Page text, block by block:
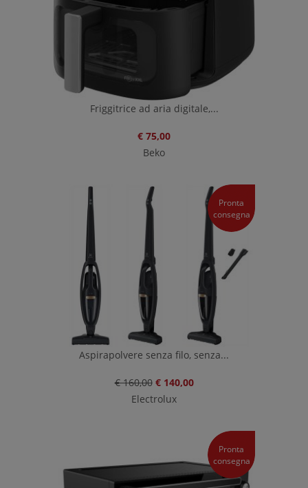
Friggitrice ad aria digitale,...
€ 75,00
Beko
Pronta
consegna
Aspirapolvere senza filo, senza...
€ 160,00 € 140,00
Electrolux
Pronta
consegna